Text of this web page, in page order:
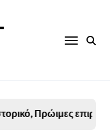
Πρώιμες